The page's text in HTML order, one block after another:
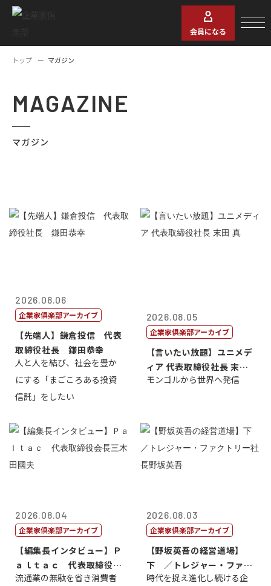
会員になる
トップ マガジン
MAGAZINE
マガジン
2026.08.06
企業家倶楽部アーカイブ
【先端人】鎌倉投信 代表
取締役社長 鎌田恭幸
人と人を結び、社会を豊か
にする「まごころある投資
信託」をしたい
2026.08.05
企業家倶楽部アーカイブ
【言いたい放題】ユニメデ
ィア 代表取締役社長 末田
真
モンゴルから世界へ発信
2026.08.04
企業家倶楽部アーカイブ
【編集長インタビュー】Ｐ
ａｌｔａｃ 代表取締役会
長三木田國夫
流通業の無駄を省き消費者
2026.08.03
企業家倶楽部アーカイブ
【野坂英吾の経営道場】
下 ／トレジャー・ファク
トリー社長野坂...
時代を捉え進化し続ける企